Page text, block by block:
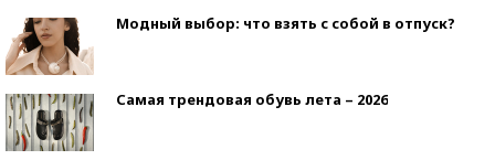
Модный выбор: что взять с собой в отпуск?
Самая трендовая обувь лета – 2026